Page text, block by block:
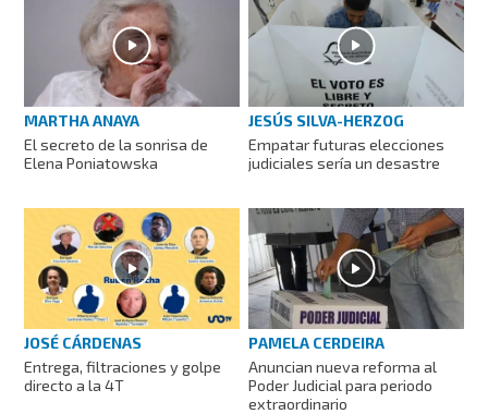
MARTHA ANAYA
El secreto de la sonrisa de
Elena Poniatowska
JESÚS SILVA-HERZOG
Empatar futuras elecciones
judiciales sería un desastre
JOSÉ CÁRDENAS
Entrega, filtraciones y golpe
directo a la 4T
PAMELA CERDEIRA
Anuncian nueva reforma al
Poder Judicial para periodo
extraordinario